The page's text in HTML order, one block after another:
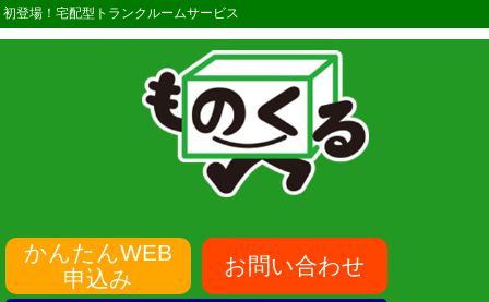
初登場！宅配型トランクルームサービス
かんたんWEB
申込み
お問い合わせ